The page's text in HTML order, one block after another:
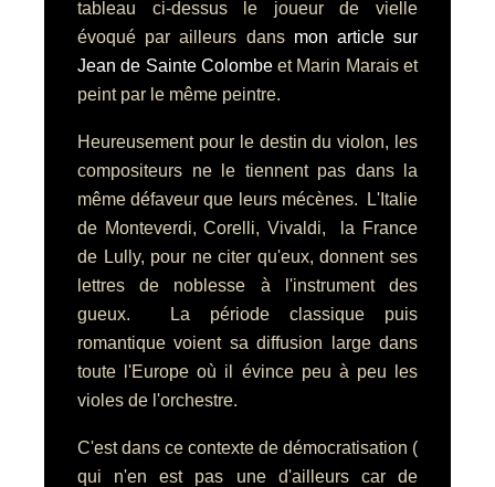
tableau ci-dessus le joueur de vielle
évoqué par ailleurs dans mon article sur
Jean de Sainte Colombeet Marin Marais et
peint par le même peintre.
Heureusement pour le destin du violon, les
compositeurs ne le tiennent pas dans la
même défaveur que leurs mécènes. L'Italie
de Monteverdi, Corelli, Vivaldi, la France
de Lully, pour ne citer qu'eux, donnent ses
lettres de noblesse à l'instrument des
gueux. La période classique puis
romantique voient sa diffusion large dans
toute l'Europe où il évince peu à peu les
violes de l'orchestre.
C'est dans ce contexte de démocratisation (
qui n'en est pas une d'ailleurs car de